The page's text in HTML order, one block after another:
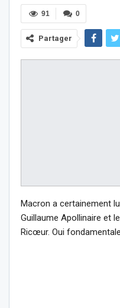
0
91
Partager
Macron a certainement
Guillaume Apollinaire et
Ricœur. Oui